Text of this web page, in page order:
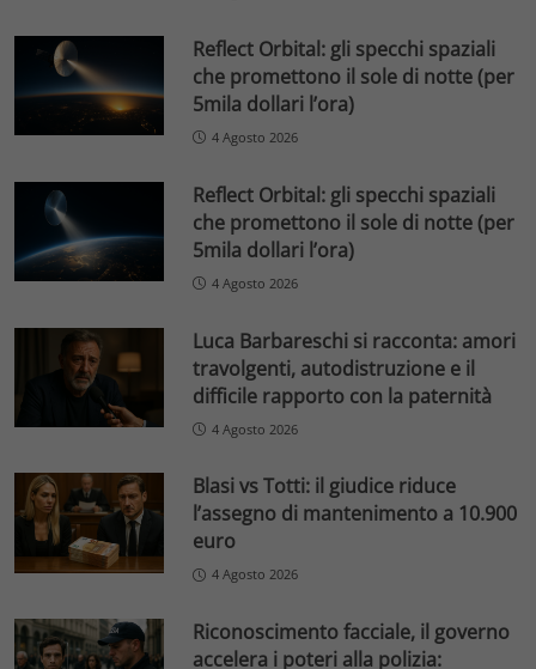
Reflect Orbital: gli specchi spaziali
che promettono il sole di notte (per
5mila dollari l’ora)
4 Agosto 2026
Reflect Orbital: gli specchi spaziali
che promettono il sole di notte (per
5mila dollari l’ora)
4 Agosto 2026
Luca Barbareschi si racconta: amori
travolgenti, autodistruzione e il
difficile rapporto con la paternità
4 Agosto 2026
Blasi vs Totti: il giudice riduce
l’assegno di mantenimento a 10.900
euro
4 Agosto 2026
Riconoscimento facciale, il governo
accelera i poteri alla polizia: